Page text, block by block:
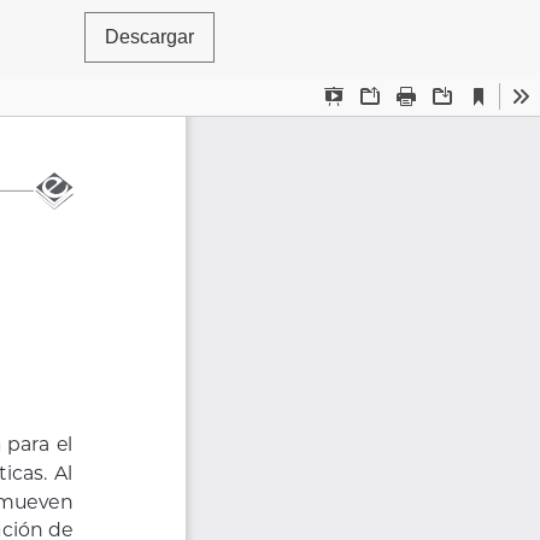
Descargar